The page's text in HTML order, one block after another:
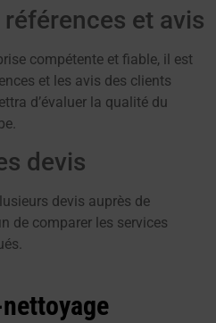
et avis
compétente et fiable, il est
et les avis des clients
d’évaluer la qualité du
devis
devis auprès de
de comparer les services